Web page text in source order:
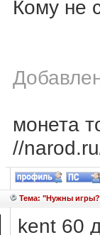
Кому не
монета
//
Тема: "Нужны
kent 60